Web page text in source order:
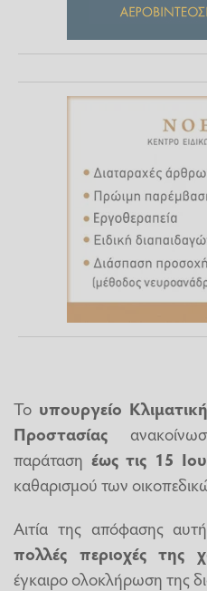
Το υπουργείο
Προστασίας
παράταση έως τις 15
καθαρισμού των
Αιτία της απόφασης
πολλές περιοχές της
έγκαιρο ολοκλήρωση της